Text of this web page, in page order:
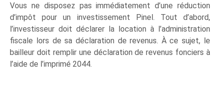
Vous ne disposez pas immédiatement d’une réduction
d’impôt pour un investissement Pinel. Tout d’abord,
l’investisseur doit déclarer la location à l’administration
fiscale lors de sa déclaration de revenus. À ce sujet, le
bailleur doit remplir une déclaration de revenus fonciers à
l’aide de l’imprimé 2044.